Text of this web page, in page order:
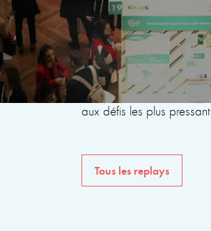
Le programme de la
avec des intervenants
internationales, de la
du monde universitaire,
aux défis les plus
Tous les replays